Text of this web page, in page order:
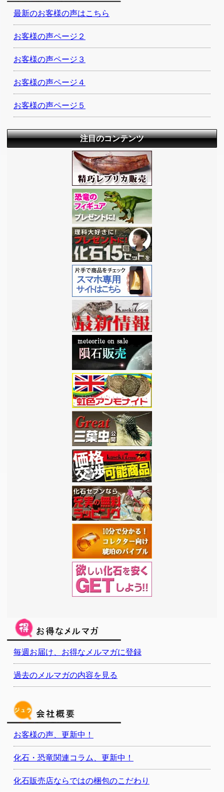
最新のお客様の声はこちら
お客様の声ページ２
お客様の声ページ３
お客様の声ページ４
お客様の声ページ５
注目のコンテンツ
毎週お届け、お得なメルマガに登録
過去のメルマガの内容を見る
お客様の声、更新中！
化石・恐竜関連コラム、更新中！
化石販売店ならではの梱包のこだわり